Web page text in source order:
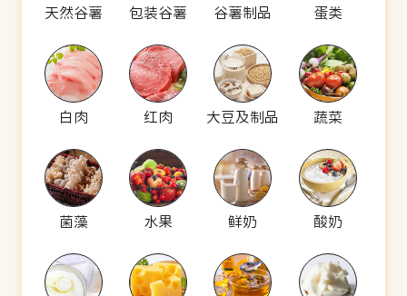
天然谷薯 包装谷薯 谷薯制品 蛋类
白肉 红肉 大豆及制品 蔬菜
菌藻 水果 鲜奶 酸奶